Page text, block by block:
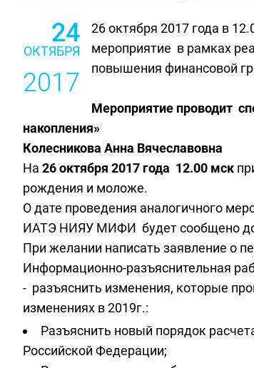
24
ОКТЯБРЯ
2017
26 октября 2017 года в
мероприятие в рамках
повышения финансовой
Мероприятие проводит
накопления»
Колесникова Анна Вячеславовна
На 26 октября 2017 года 12.00 мск
рождения и моложе.
О дате проведения аналогичного
ИАТЭ НИЯУ МИФИ будет сообщено
При желании написать заявление о
Информационно-разъяснительная
- разъяснить изменения, которые
изменениях в 2019г.:
Разъяснить новый порядок
Российской Федерации;